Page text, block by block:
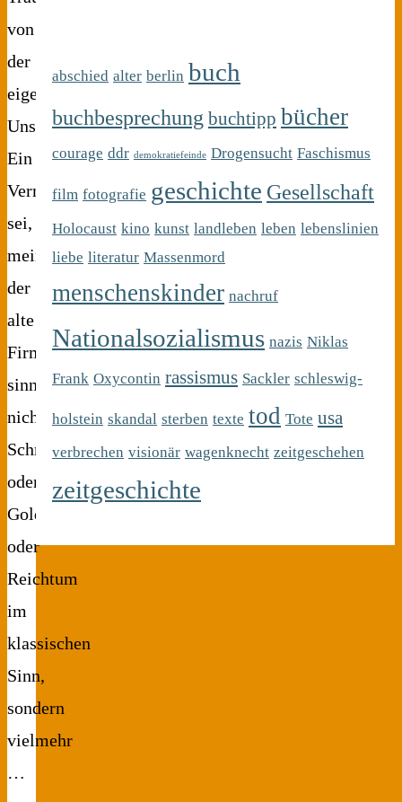
von
der
eigenen
Unsterblichkeit.
Ein
Vermächtnis
sei,
meinte
der
alte
Firmenpatriarch
sinngemäß,
nicht
Schmuck
oder
Gold
oder
Reichtum
im
klassischen
Sinn,
sondern
vielmehr
…
abschied alter berlin buch
buchbesprechung buchtipp bücher
courage ddr demokratiefeinde Drogensucht Faschismus
film fotografie geschichte Gesellschaft
Holocaust kino kunst landleben leben lebenslinien
liebe literatur Massenmord
menschenskinder nachruf
Nationalsozialismus nazis Niklas
Frank Oxycontin rassismus Sackler schleswig-
holstein skandal sterben texte tod Tote usa
verbrechen visionär wagenknecht zeitgeschehen
zeitgeschichte